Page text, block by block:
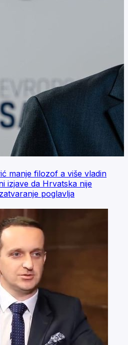
manje filozof a više vladin
izjave da Hrvatska nije
poglavlja